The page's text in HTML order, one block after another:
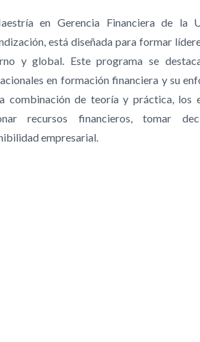
en Gerencia Financiera de la
está diseñada para formar
y global. Este programa se
en formación financiera y su
combinación de teoría y práctica, los
recursos financieros, tomar
empresarial.